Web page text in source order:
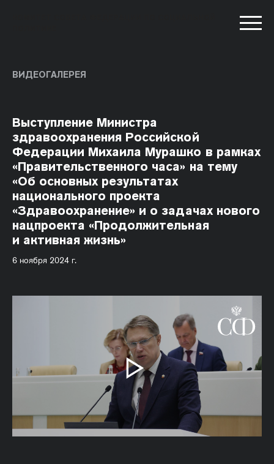
ВИДЕОГАЛЕРЕЯ
Выступление Министра
здравоохранения Российской
Федерации Михаила Мурашко в рамках
«Правительственного часа» на тему
«Об основных результатах
национального проекта
«Здравоохранение» и о задачах нового
нацпроекта «Продолжительная
и активная жизнь»
6 ноября 2024 г.